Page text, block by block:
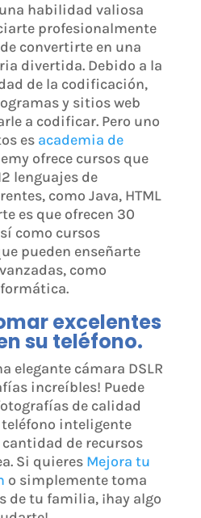
habilidad valiosa
profesionalmente
convertirte en una
divertida. Debido a la
de la codificación,
y sitios web
a codificar. Pero uno
es academia de
ofrece cursos que
lenguajes de
como Java, HTML
es que ofrecen 30
como cursos
pueden enseñarte
como
excelentes
su teléfono.
elegante cámara DSLR
increíbles! Puede
de calidad
inteligente
de recursos
Si quieres Mejora tu
o simplemente toma
de tu familia, ¡hay algo